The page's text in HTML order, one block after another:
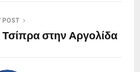
POST
στην Αργολίδα